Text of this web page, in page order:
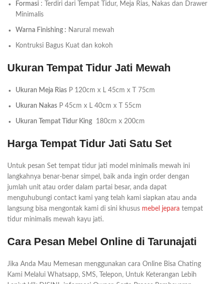
Formasi : Terdiri dari Tempat Tidur, Meja Rias, Nakas dan Drawer
Minimalis
Warna Finishing : Narural mewah
Kontruksi Bagus Kuat dan kokoh
Ukuran Tempat Tidur Jati Mewah
Ukuran Meja Rias P 120cm x L 45cm x T 75cm
Ukuran Nakas P 45cm x L 40cm x T 55cm
Ukuran Tempat Tidur King 180cm x 200cm
Harga Tempat Tidur Jati Satu Set
Untuk pesan Set tempat tidur jati model minimalis mewah ini
langkahnya benar-benar simpel, baik anda ingin order dengan
jumlah unit atau order dalam partai besar, anda dapat
menguhubungi contact kami yang telah kami siapkan atau anda
langsung bisa mengontak kami di sini khusus mebel jepara tempat
tidur minimalis mewah kayu jati.
Cara Pesan Mebel Online di Tarunajati
Jika Anda Mau Memesan menggunakan cara Online Bisa Chating
Kami Melalui Whatsapp, SMS, Telepon, Untuk Keterangan Lebih